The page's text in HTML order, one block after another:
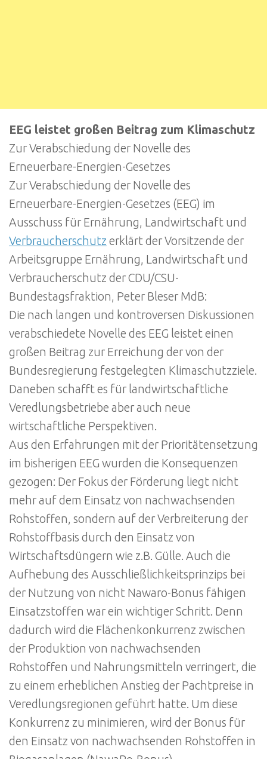
EEG leistet großen Beitrag zum Klimaschutz
Zur Verabschiedung der Novelle des
Erneuerbare-Energien-Gesetzes
Zur Verabschiedung der Novelle des
Erneuerbare-Energien-Gesetzes (EEG) im
Ausschuss für Ernährung, Landwirtschaft und
Verbraucherschutz erklärt der Vorsitzende der
Arbeitsgruppe Ernährung, Landwirtschaft und
Verbraucherschutz der CDU/CSU-
Bundestagsfraktion, Peter Bleser MdB:
Die nach langen und kontroversen Diskussionen
verabschiedete Novelle des EEG leistet einen
großen Beitrag zur Erreichung der von der
Bundesregierung festgelegten Klimaschutzziele.
Daneben schafft es für landwirtschaftliche
Veredlungsbetriebe aber auch neue
wirtschaftliche Perspektiven.
Aus den Erfahrungen mit der Prioritätensetzung
im bisherigen EEG wurden die Konsequenzen
gezogen: Der Fokus der Förderung liegt nicht
mehr auf dem Einsatz von nachwachsenden
Rohstoffen, sondern auf der Verbreiterung der
Rohstoffbasis durch den Einsatz von
Wirtschaftsdüngern wie z.B. Gülle. Auch die
Aufhebung des Ausschließlichkeitsprinzips bei
der Nutzung von nicht Nawaro-Bonus fähigen
Einsatzstoffen war ein wichtiger Schritt. Denn
dadurch wird die Flächenkonkurrenz zwischen
der Produktion von nachwachsenden
Rohstoffen und Nahrungsmitteln verringert, die
zu einem erheblichen Anstieg der Pachtpreise in
Veredlungsregionen geführt hatte. Um diese
Konkurrenz zu minimieren, wird der Bonus für
den Einsatz von nachwachsenden Rohstoffen in